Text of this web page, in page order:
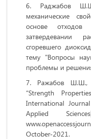
Раджабов
механические
основе
затвердевании
сгоревшего
тему "Вопросы
проблемы и
Ражабов
“Strength
International
Applied
October-2021.